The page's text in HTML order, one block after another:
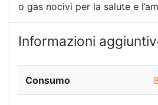
o gas nocivi per la salute e
Informazioni
Consumo